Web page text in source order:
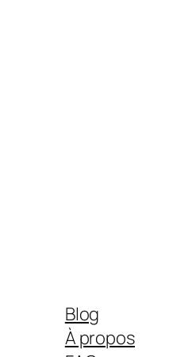
Blog
À propos